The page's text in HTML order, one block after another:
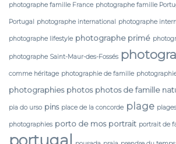
photographe famille France photographe famille
Portugal photographe international photographe
photographe lifestyle photographe primé
photographe Saint-Maur-des-Fossés
comme héritage photographie de famille
photographies photos photos de famille
pia do urso pins place de la concorde plage plages
photographies porto de mos portrait portrait de
portugal